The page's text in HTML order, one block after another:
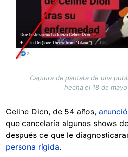
Captura de pantalla de una
hecha el 18 de
Celine Dion, de 54 años,
que cancelaría algunos shows
después de que le
persona rígida.